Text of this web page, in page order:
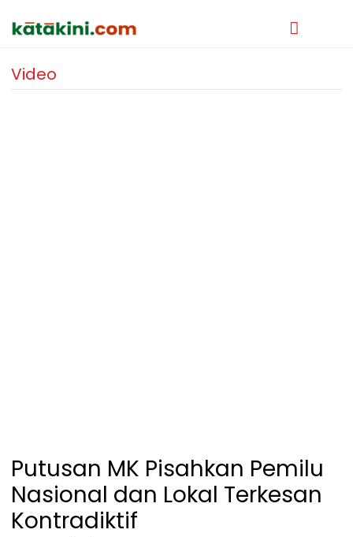
Video
Putusan MK Pisahkan Pemilu
Nasional dan Lokal Terkesan
Kontradiktif